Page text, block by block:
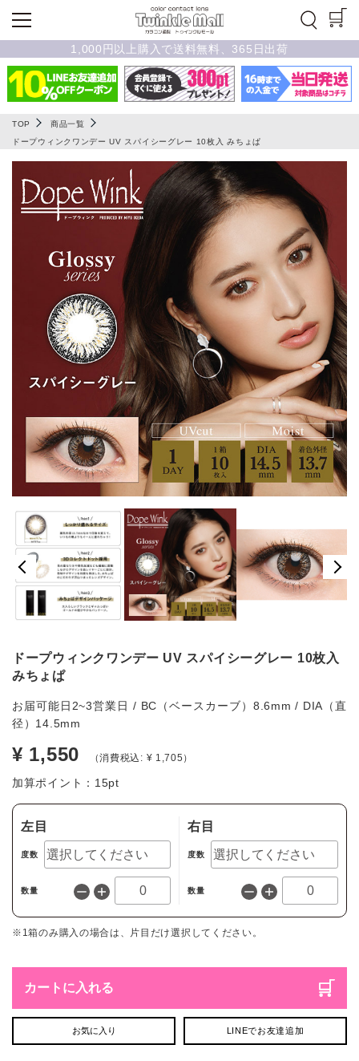
1,000円以上購入で送料無料、365日出荷
TOP
商品一覧
ドープウィンクワンデー UV スパイシーグレー 10枚入 みちょぱ
ドープウィンクワンデー UV スパイシーグレー 10枚入
みちょぱ
お届可能日2~3営業日 / BC（ベースカーブ）8.6mm / DIA（直
径）14.5mm
¥ 1,550 （消費税込: ¥ 1,705）
加算ポイント： 15pt
左目
度数
数量
右目
度数
数量
※1箱のみ購入の場合は、片目だけ選択してください。
カートに入れる
お気に入り LINEでお友達追加